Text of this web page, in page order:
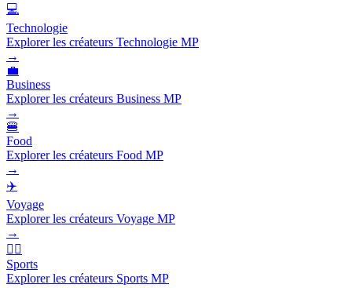
💻
Technologie
Explorer les créateurs Technologie MP
→
💼
Business
Explorer les créateurs Business MP
→
🍔
Food
Explorer les créateurs Food MP
→
✈️
Voyage
Explorer les créateurs Voyage MP
→
🏃‍♂️
Sports
Explorer les créateurs Sports MP